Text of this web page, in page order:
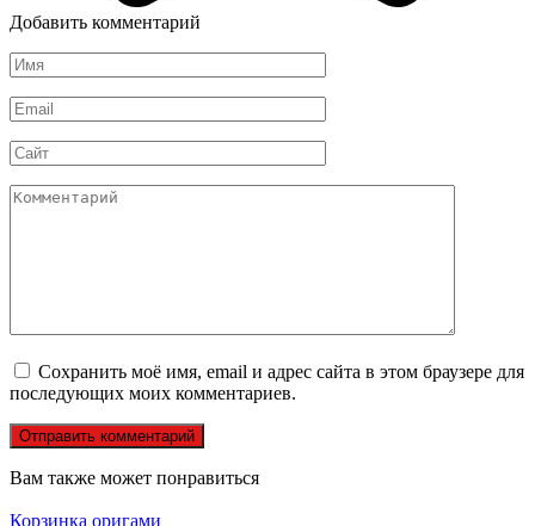
Добавить комментарий
Имя
*
Email
*
Сайт
Комментарий
Сохранить моё имя, email и адрес сайта в этом браузере для
последующих моих комментариев.
Вам также может понравиться
Корзинка оригами